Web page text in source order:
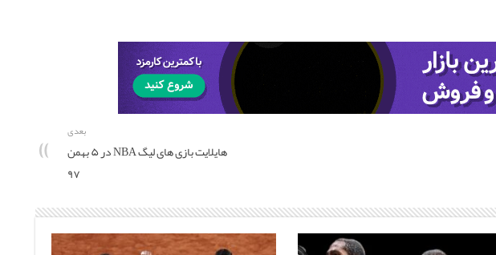
بعدی
هایلایت بازی های لیگ NBA در ۵ بهمن
۹۷